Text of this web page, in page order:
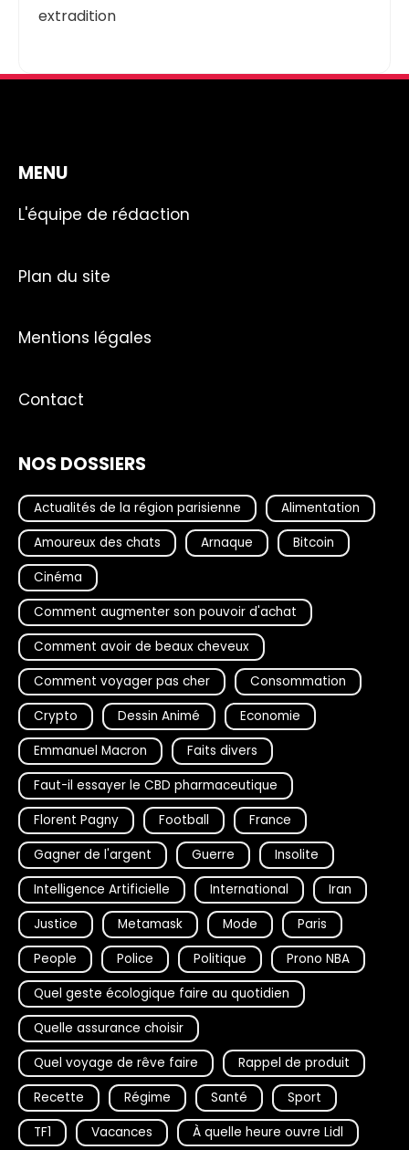
extradition
MENU
L'équipe de rédaction
Plan du site
Mentions légales
Contact
NOS DOSSIERS
Actualités de la région parisienne
Alimentation
Amoureux des chats
Arnaque
Bitcoin
Cinéma
Comment augmenter son pouvoir d'achat
Comment avoir de beaux cheveux
Comment voyager pas cher
Consommation
Crypto
Dessin Animé
Economie
Emmanuel Macron
Faits divers
Faut-il essayer le CBD pharmaceutique
Florent Pagny
Football
France
Gagner de l'argent
Guerre
Insolite
Intelligence Artificielle
International
Iran
Justice
Metamask Mode
Paris
People
Police Politique
Prono NBA
Quel geste écologique faire au quotidien
Quelle assurance choisir
Quel voyage de rêve faire
Rappel de produit
Recette
Régime Santé
Sport
TF1
Vacances À quelle heure ouvre Lidl